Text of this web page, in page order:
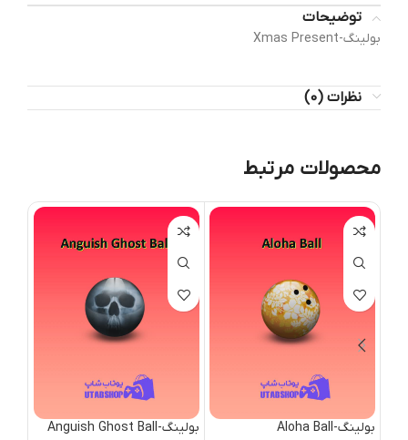
توضیحات
بولینگ-Xmas Present
نظرات (0)
محصولات مرتبط
بولینگ-Aloha Ball بولینگ-Anguish Ghost Ball